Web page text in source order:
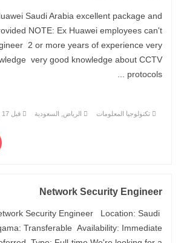
Saudi Arabia excellent package and
NOTE: Ex Huawei employees can't
2 or more years of experience very
very good knowledge about CCTV
protocols ...
تكنولوجيا المعلومات الرياض, السعودية قبل 17 يوم
Network Security Engineer
Security Engineer Location: Saudi
Transferable Availability: Immediate